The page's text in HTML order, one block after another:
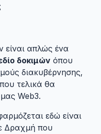
είναι απλώς ένα
δοκιμών όπου
διακυβέρνησης,
τελικά θα
Web3.
εδώ είναι
Δραχμή που